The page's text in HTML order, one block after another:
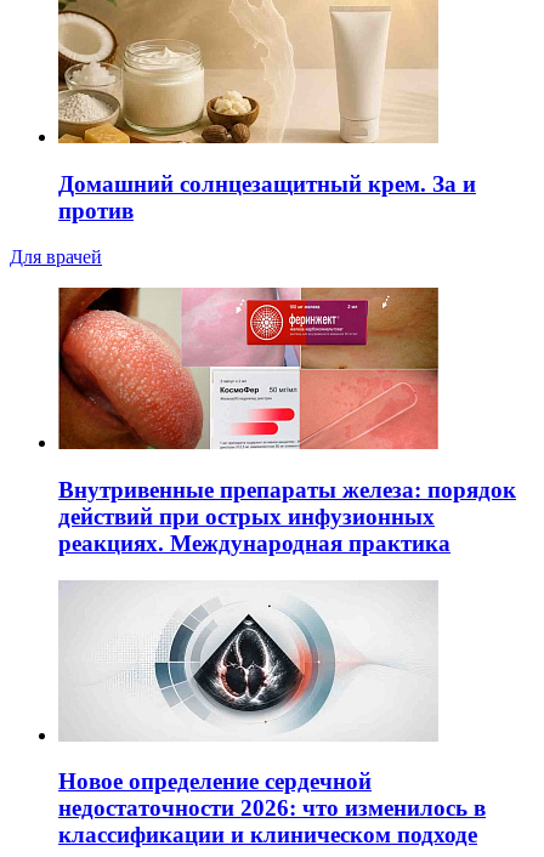
Домашний солнцезащитный крем. За и
против
Для врачей
Внутривенные препараты железа: порядок
действий при острых инфузионных
реакциях. Международная практика
Новое определение сердечной
недостаточности 2026: что изменилось в
классификации и клиническом подходе